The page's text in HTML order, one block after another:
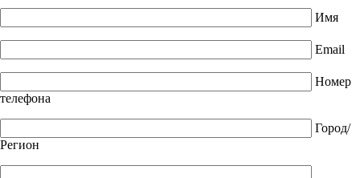
Имя
Email
Номер
телефона
Город/
Регион